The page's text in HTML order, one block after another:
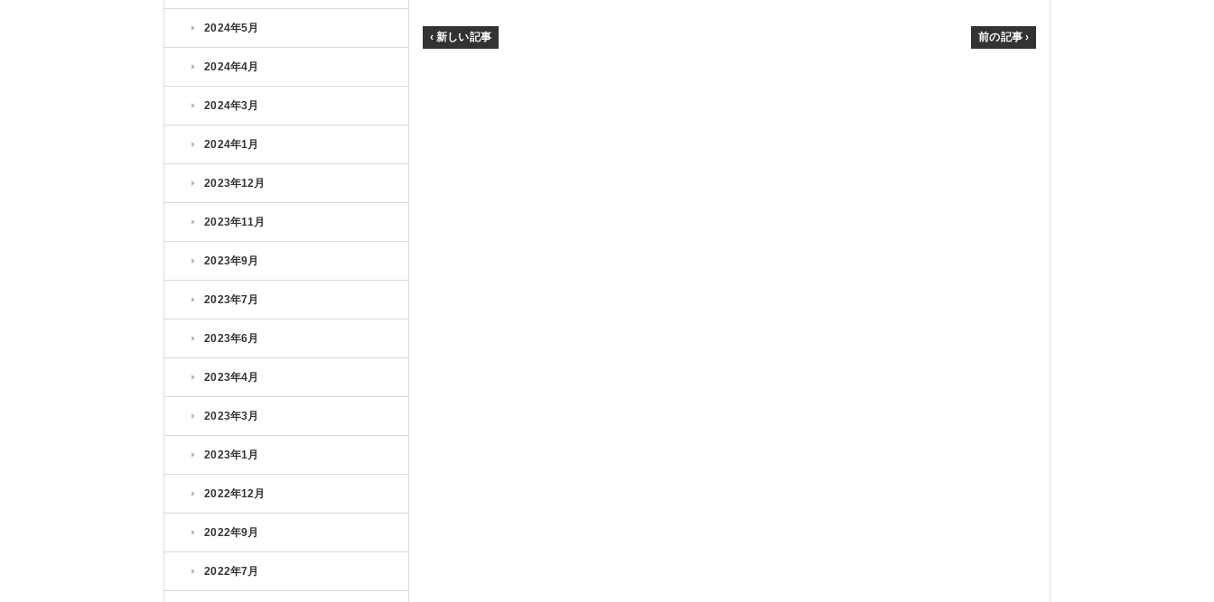
2024年5月
2024年4月
2024年3月
2024年1月
2023年12月
2023年11月
2023年9月
2023年7月
2023年6月
2023年4月
2023年3月
2023年1月
2022年12月
2022年9月
2022年7月
‹ 新しい記事 前の記事 ›